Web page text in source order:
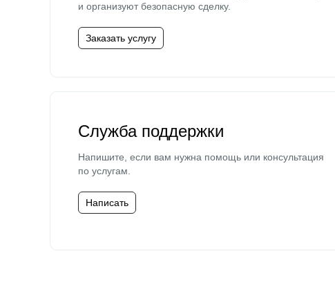
и организуют безопасную сделку.
Заказать услугу
Служба поддержки
Напишите, если вам нужна помощь или консультация
по услугам.
Написать